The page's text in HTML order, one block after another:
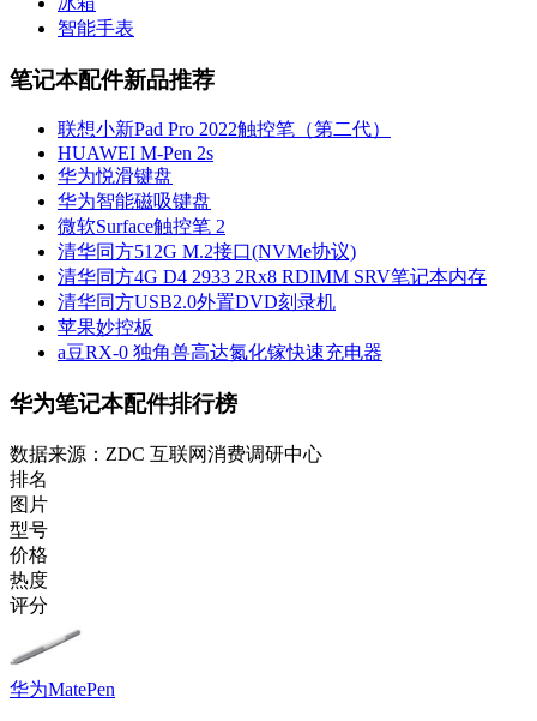
智能手表
笔记本配件新品推荐
联想小新Pad Pro 2022触控笔（第二代）
HUAWEI M-Pen 2s
华为悦滑键盘
华为智能磁吸键盘
微软Surface触控笔 2
清华同方512G M.2接口(NVMe协议)
清华同方4G D4 2933 2Rx8 RDIMM SRV笔记本内存
清华同方USB2.0外置DVD刻录机
苹果妙控板
a豆RX-0 独角兽高达氮化镓快速充电器
华为笔记本配件排行榜
数据来源：ZDC 互联网消费调研中心
排名
图片
型号
价格
热度
评分
华为MatePen